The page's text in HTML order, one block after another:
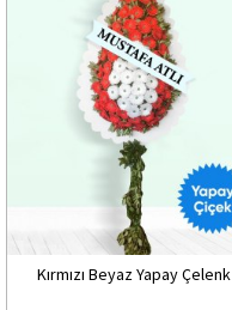
Kırmızı Beyaz Yapay Çelenk